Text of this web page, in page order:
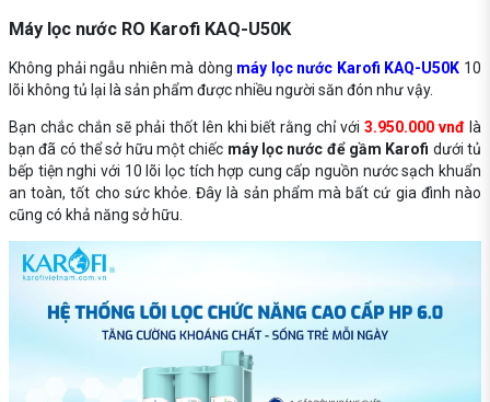
Máy lọc nước RO Karofi KAQ-U50K
Không phải ngẫu nhiên mà dòng máy lọc nước Karofi KAQ-U50K 10
lõi không tủ lại là sản phẩm được nhiều người săn đón như vậy.
Bạn chắc chắn sẽ phải thốt lên khi biết rằng chỉ với3.950.000 vnđ là
bạn đã có thể sở hữu một chiếc máy lọc nước để gầm Karofi dưới tủ
bếp tiện nghi với 10 lõi lọc tích hợp cung cấp nguồn nước sạch khuẩn
an toàn, tốt cho sức khỏe. Đây là sản phẩm mà bất cứ gia đình nào
cũng có khả năng sở hữu.